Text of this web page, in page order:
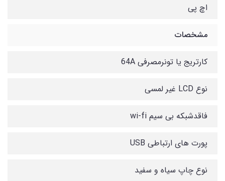
اچ پی
مشخصات
کارتریج یا تونرمصرفی 64A
نوع LCD غیر لمسی
فاقدشبکه بی سیم wi-fi
پورت های ارتباطی USB
نوع چاپ سیاه و سفید